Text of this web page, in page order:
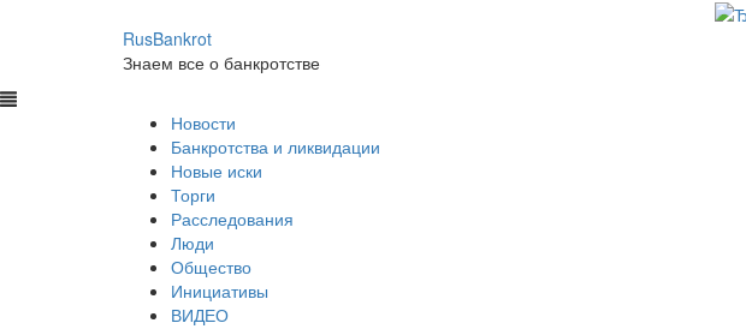
RusBankrot
Знаем все о банкротстве
Новости
Банкротства и ликвидации
Новые иски
Торги
Расследования
Люди
Общество
Инициативы
ВИДЕО